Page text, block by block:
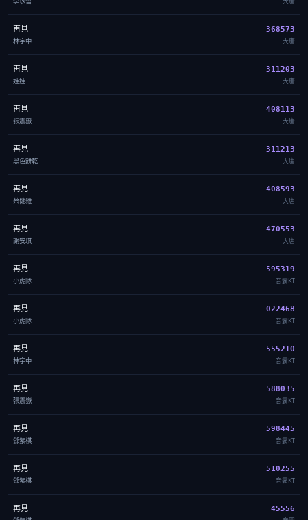
再見
林宇中
368573
大唐
再見
娃娃
311203
大唐
再見
張震嶽
408113
大唐
再見
黑色餅乾
311213
大唐
再見
蔡健雅
408593
大唐
再見
謝安琪
470553
大唐
再見
小虎隊
595319
音霸KT
再見
小虎隊
022468
音霸KT
再見
林宇中
555210
音霸KT
再見
張震嶽
588035
音霸KT
再見
鄧紫棋
598445
音霸KT
再見
鄧紫棋
510255
音霸KT
再見 45556